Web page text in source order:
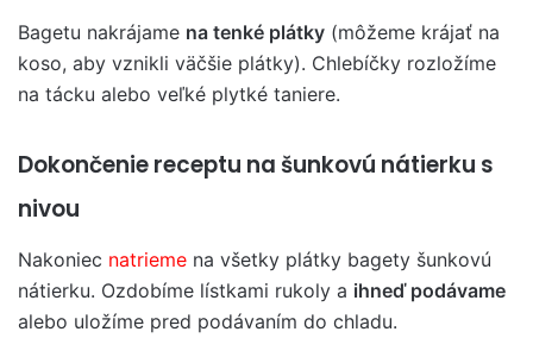
Bagetu nakrájame na tenké plátky (môžeme krájať na
koso, aby vznikli väčšie plátky). Chlebíčky rozložíme
na tácku alebo veľké plytké taniere.
Dokončenie receptu na šunkovú nátierku s
nivou
Nakoniec natrieme na všetky plátky bagety šunkovú
nátierku. Ozdobíme lístkami rukoly a ihneď podávame
alebo uložíme pred podávaním do chladu.